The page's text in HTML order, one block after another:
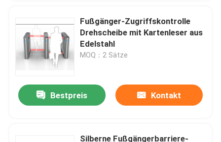
Fußgänger-Zugriffskontrolle
Drehscheibe mit Kartenleser aus
Edelstahl
MOQ：2 Sätze
Bestpreis Kontakt
Silberne Fußgängerbarriere-